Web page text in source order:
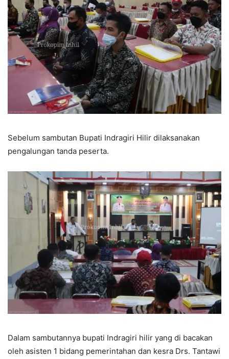
Sebelum sambutan Bupati Indragiri Hilir dilaksanakan
pengalungan tanda peserta.
Dalam sambutannya bupati Indragiri hilir yang di bacakan
oleh asisten 1 bidang pemerintahan dan kesra Drs. Tantawi